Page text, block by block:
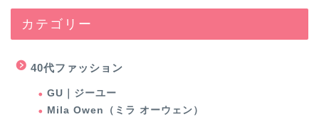
カテゴリー
40代ファッション
GU｜ジーユー
Mila Owen（ミラ オーウェン）